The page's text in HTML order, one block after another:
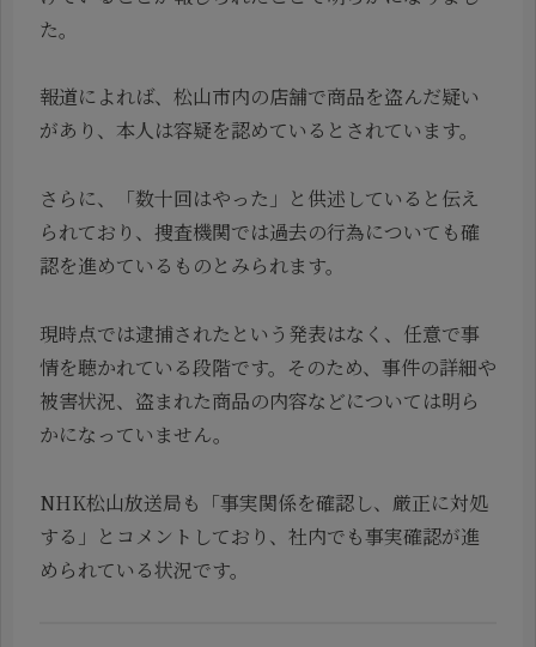
た。
報道によれば、松山市内の店舗で商品を盗んだ疑い
があり、本人は容疑を認めているとされています。
さらに、「数十回はやった」と供述していると伝え
られており、捜査機関では過去の行為についても確
認を進めているものとみられます。
現時点では逮捕されたという発表はなく、任意で事
情を聴かれている段階です。そのため、事件の詳細や
被害状況、盗まれた商品の内容などについては明ら
かになっていません。
NHK松山放送局も「事実関係を確認し、厳正に対処
する」とコメントしており、社内でも事実確認が進
められている状況です。